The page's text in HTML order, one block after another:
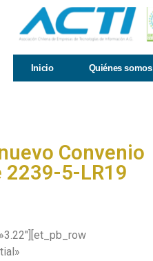
Inicio Quiénes somos
Convenio
2239-5-LR19